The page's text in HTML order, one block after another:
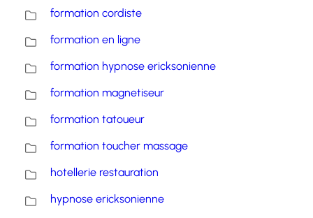
formation cordiste
formation en ligne
formation hypnose ericksonienne
formation magnetiseur
formation tatoueur
formation toucher massage
hotellerie restauration
hypnose ericksonienne